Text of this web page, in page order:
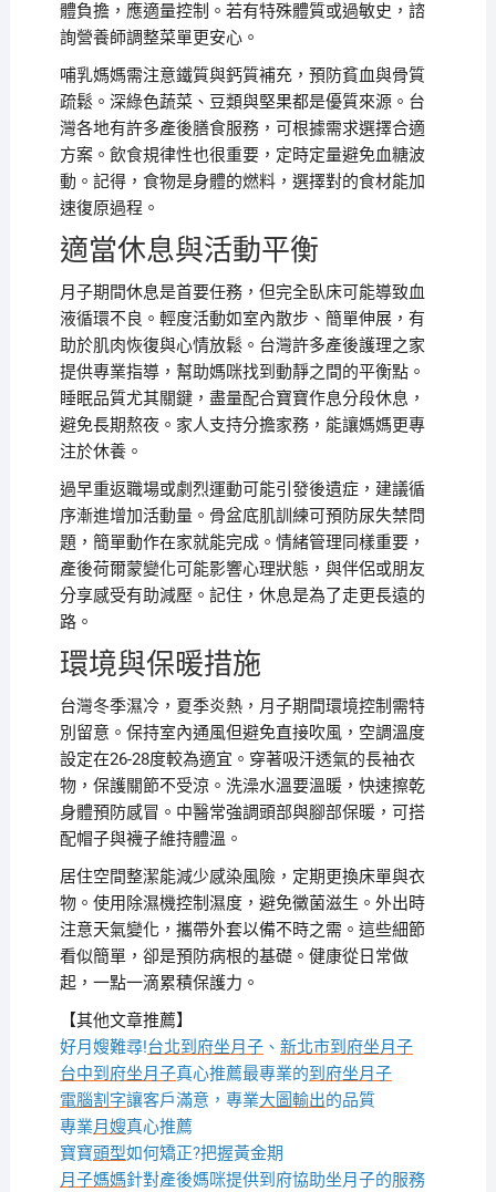
體負擔，應適量控制。若有特殊體質或過敏史，諮
詢營養師調整菜單更安心。
哺乳媽媽需注意鐵質與鈣質補充，預防貧血與骨質
疏鬆。深綠色蔬菜、豆類與堅果都是優質來源。台
灣各地有許多產後膳食服務，可根據需求選擇合適
方案。飲食規律性也很重要，定時定量避免血糖波
動。記得，食物是身體的燃料，選擇對的食材能加
速復原過程。
適當休息與活動平衡
月子期間休息是首要任務，但完全臥床可能導致血
液循環不良。輕度活動如室內散步、簡單伸展，有
助於肌肉恢復與心情放鬆。台灣許多產後護理之家
提供專業指導，幫助媽咪找到動靜之間的平衡點。
睡眠品質尤其關鍵，盡量配合寶寶作息分段休息，
避免長期熬夜。家人支持分擔家務，能讓媽媽更專
注於休養。
過早重返職場或劇烈運動可能引發後遺症，建議循
序漸進增加活動量。骨盆底肌訓練可預防尿失禁問
題，簡單動作在家就能完成。情緒管理同樣重要，
產後荷爾蒙變化可能影響心理狀態，與伴侶或朋友
分享感受有助減壓。記住，休息是為了走更長遠的
路。
環境與保暖措施
台灣冬季濕冷，夏季炎熱，月子期間環境控制需特
別留意。保持室內通風但避免直接吹風，空調溫度
設定在26-28度較為適宜。穿著吸汗透氣的長袖衣
物，保護關節不受涼。洗澡水溫要溫暖，快速擦乾
身體預防感冒。中醫常強調頭部與腳部保暖，可搭
配帽子與襪子維持體溫。
居住空間整潔能減少感染風險，定期更換床單與衣
物。使用除濕機控制濕度，避免黴菌滋生。外出時
注意天氣變化，攜帶外套以備不時之需。這些細節
看似簡單，卻是預防病根的基礎。健康從日常做
起，一點一滴累積保護力。
【其他文章推薦】
好月嫂難尋!台北到府坐月子、 新北市到府坐月子
台中到府坐月子真心推薦最專業的到府坐月子
電腦割字讓客戶滿意，專業大圖輸出的品質
專業月嫂真心推薦
寶寶頭型如何矯正?把握黃金期
月子媽媽針對產後媽咪提供到府協助坐月子的服務